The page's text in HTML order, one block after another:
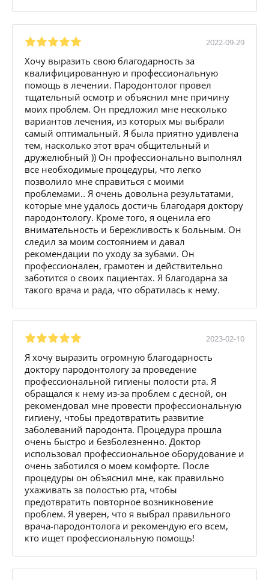
2022-09-29
Хочу выразить свою благодарность за
квалифицированную и профессиональную
помощь в лечении. Пародонтолог провел
тщательный осмотр и объяснил мне причину
моих проблем. Он предложил мне несколько
вариантов лечения, из которых мы выбрали
самый оптимальный. Я была приятно удивлена
тем, насколько этот врач общительный и
дружелюбный )) Он профессионально выполнял
все необходимые процедуры, что легко
позволило мне справиться с моими
проблемами.. Я очень довольна результатами,
которые мне удалось достичь благодаря доктору
пародонтологу. Кроме того, я оценила его
внимательность и бережливость к больным. Он
следил за моим состоянием и давал
рекомендации по уходу за зубами. Он
профессионален, грамотен и действительно
заботится о своих пациентах. Я благодарна за
такого врача и рада, что обратилась к нему.
2023-02-10
Я хочу выразить огромную благодарность
доктору пародонтологу за проведение
профессиональной гигиены полости рта. Я
обращался к нему из-за проблем с десной, он
рекомендовал мне провести профессиональную
гигиену, чтобы предотвратить развитие
заболеваний пародонта. Процедура прошла
очень быстро и безболезненно. Доктор
использовал профессиональное оборудование и
очень заботился о моем комфорте. После
процедуры он объяснил мне, как правильно
ухаживать за полостью рта, чтобы
предотвратить повторное возникновение
проблем. Я уверен, что я выбрал правильного
врача-пародонтолога и рекомендую его всем,
кто ищет профессиональную помощь!